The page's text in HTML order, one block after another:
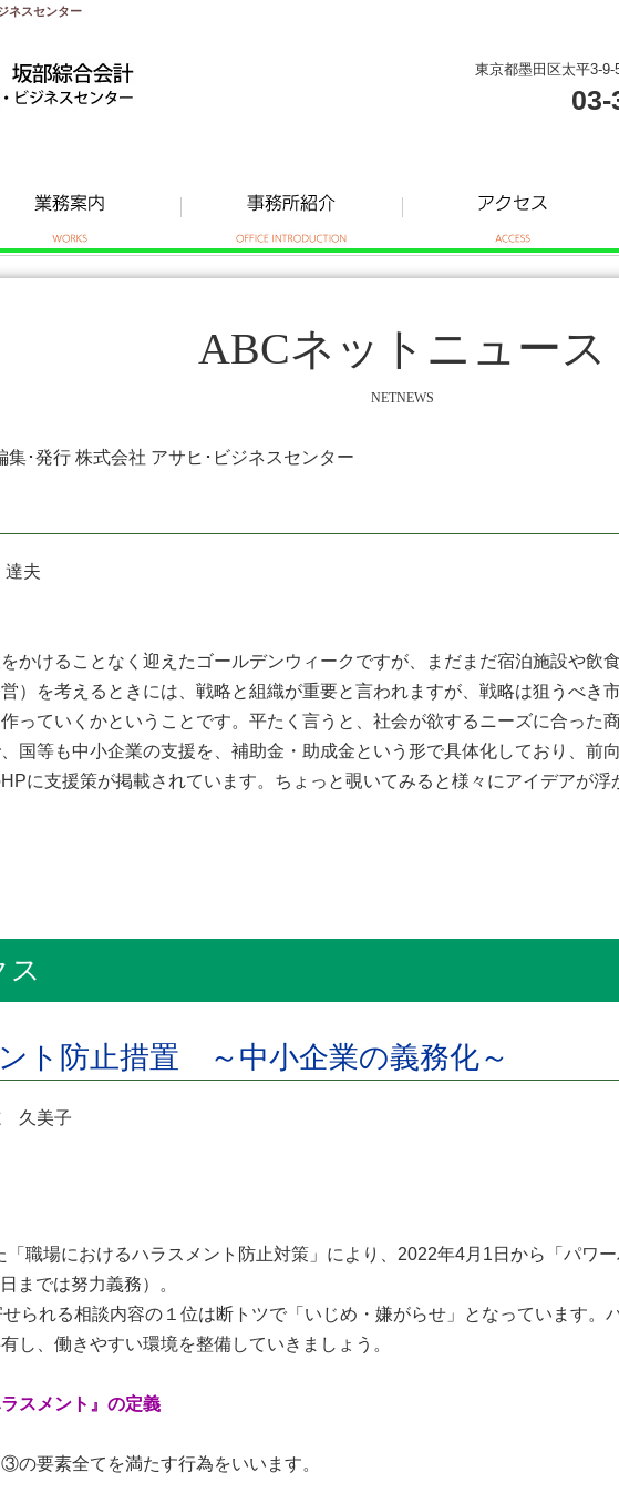
ネスセンター
東京都墨田区太平3-
03-
ABCネットニュース
NETNEWS
集･発行 株式会社 アサヒ･ビジネスセンター
夫
かけることなく迎えたゴールデンウィークですが、まだまだ宿泊施設や飲
）を考えるときには、戦略と組織が重要と言われますが、戦略は狙うべき
っていくかということです。平たく言うと、社会が欲するニーズに合った
国等も中小企業の支援を、補助金・助成金という形で具体化しており、
に支援策が掲載されています。ちょっと覗いてみると様々にアイデアが
ス
ト防止措置 ～中小企業の義務化～
久美子
職場におけるハラスメント防止対策」により、2022年4月1日から「パワ
までは努力義務）。
られる相談内容の１位は断トツで「いじめ・嫌がらせ」となっています。
し、働きやすい環境を整備していきましょう。
スメント』の定義
要素全てを満たす行為をいいます。